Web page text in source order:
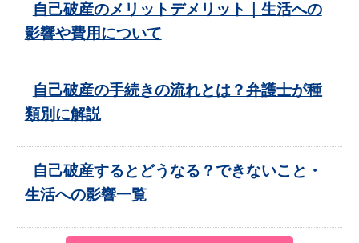
自己破産のメリットデメリット｜生活への
影響や費用について
自己破産の手続きの流れとは？弁護士が種
類別に解説
自己破産するとどうなる？できないこと・
生活への影響一覧